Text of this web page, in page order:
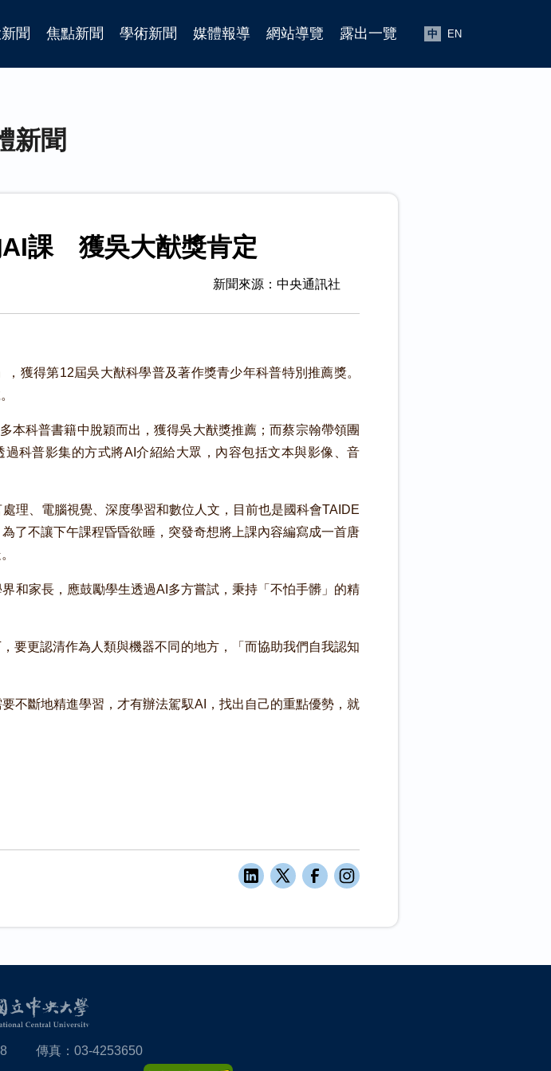
聞 焦點新聞 學術新聞 媒體報導 網站導覽 露出一覽 中 EN
新聞
AI課 獲吳大猷獎肯定
新聞來源：中央通訊社
獲得第12屆吳大猷科學普及著作獎青少年科普特別推薦獎。
本科普書籍中脫穎而出，獲得吳大猷獎推薦；而蔡宗翰帶領團
科普影集的方式將AI介紹給大眾，內容包括文本與影像、音
理、電腦視覺、深度學習和數位人文，目前也是國科會TAIDE
了不讓下午課程昏昏欲睡，突發奇想將上課內容編寫成一首唐
和家長，應鼓勵學生透過AI多方嘗試，秉持「不怕手髒」的精
要更認清作為人類與機器不同的地方，「而協助我們自我認知
不斷地精進學習，才有辦法駕馭AI，找出自己的重點優勢，就
傳真：03-4253650